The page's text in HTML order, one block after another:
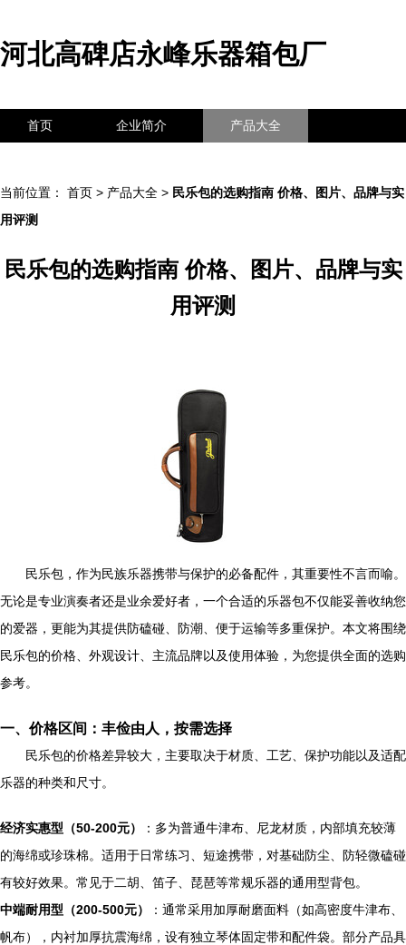
河北高碑店永峰乐器箱包厂
首页 企业简介 产品大全
当前位置： 首页 > 产品大全 > 民乐包的选购指南 价格、图片、品牌与实
用评测
民乐包的选购指南 价格、图片、品牌与实
用评测
民乐包，作为民族乐器携带与保护的必备配件，其重要性不言而喻。
无论是专业演奏者还是业余爱好者，一个合适的乐器包不仅能妥善收纳您
的爱器，更能为其提供防磕碰、防潮、便于运输等多重保护。本文将围绕
民乐包的价格、外观设计、主流品牌以及使用体验，为您提供全面的选购
参考。
一、价格区间：丰俭由人，按需选择
民乐包的价格差异较大，主要取决于材质、工艺、保护功能以及适配
乐器的种类和尺寸。
经济实惠型（50-200元）
：多为普通牛津布、尼龙材质，内部填充较薄
的海绵或珍珠棉。适用于日常练习、短途携带，对基础防尘、防轻微磕碰
有较好效果。常见于二胡、笛子、琵琶等常规乐器的通用型背包。
中端耐用型（200-500元）
：通常采用加厚耐磨面料（如高密度牛津布、
帆布），内衬加厚抗震海绵，设有独立琴体固定带和配件袋。部分产品具